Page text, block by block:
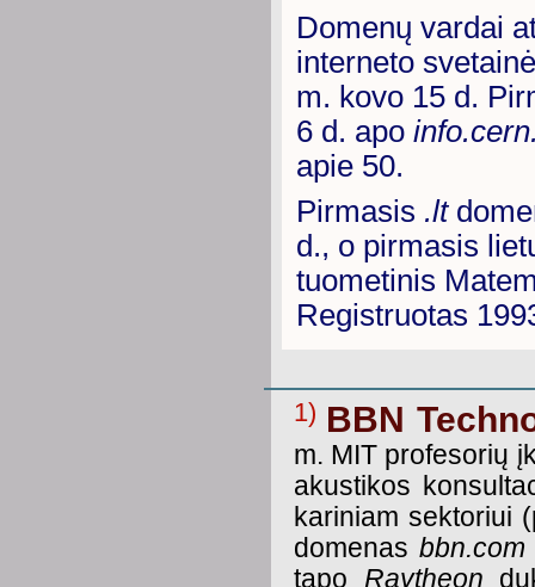
Domenų vardai
interneto
m. kovo 15 d.
6 d. apo
apie 50.
Pirmasis .lt
d., o pirmasis
tuometinis
Registruotas
1) BBN
m. MIT profesorių
akustikos
kariniam sektoriui
domenas bbn.com
tapo Raytheon